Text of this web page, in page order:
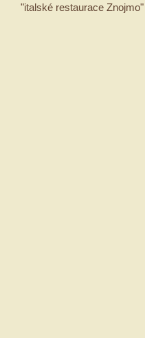
"italské restaurace